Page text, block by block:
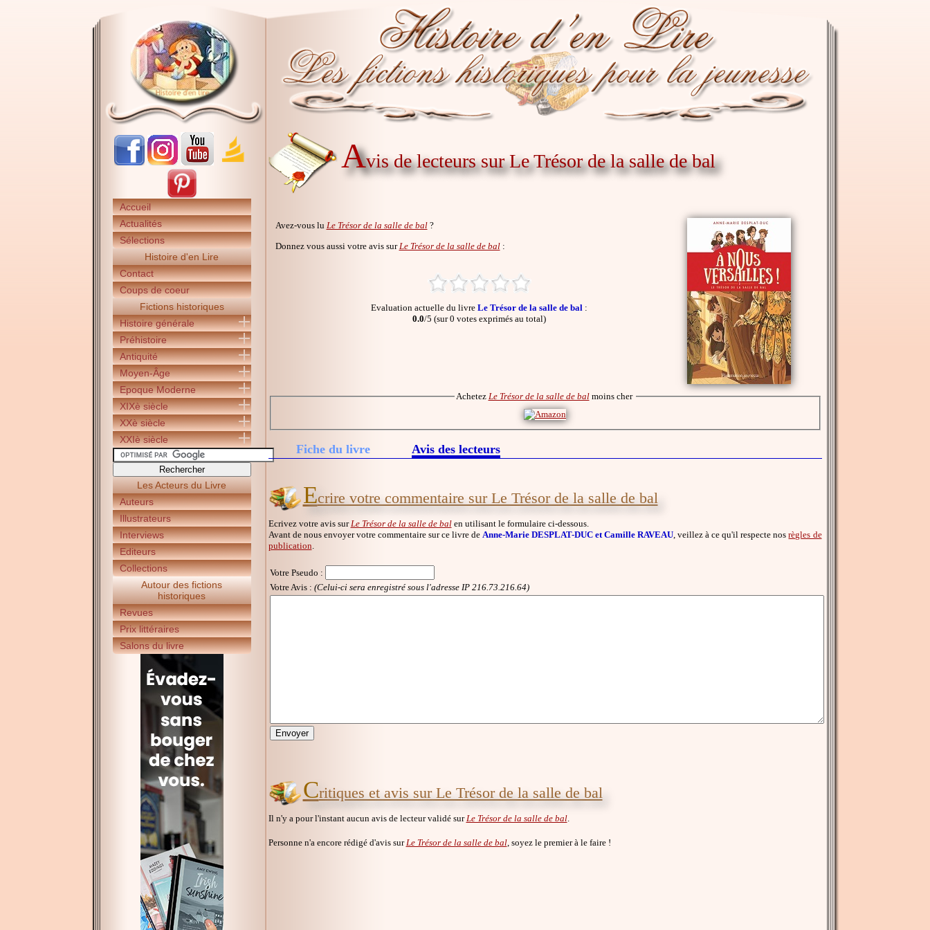
Accueil
Actualités
Sélections
Histoire d'en Lire
Contact
Coups de coeur
Fictions historiques
Histoire générale
Préhistoire
Antiquité
Moyen-Âge
Epoque Moderne
XIXè siècle
XXè siècle
XXIè siècle
Les Acteurs du Livre
Auteurs
Illustrateurs
Interviews
Editeurs
Collections
Autour des fictions
historiques
Revues
Prix littéraires
Salons du livre
Avis de lecteurs sur Le Trésor de la salle de bal
Avez-vous lu Le Trésor de la salle de bal?
Donnez vous aussi votre avis sur Le Trésor de la salle de bal:
Evaluation actuelle du livre Le Trésor de la salle de bal :
0.0/5 (sur 0 votes exprimés au total)
Achetez Le Trésor de la salle de balmoins cher
Fiche du livre Avis des lecteurs
Ecrire votre commentaire sur Le Trésor de la salle de bal
Ecrivez votre avis sur Le Trésor de la salle de balen utilisant le formulaire ci-dessous.
Avant de nous envoyer votre commentaire sur ce livre de Anne-Marie DESPLAT-DUC et Camille RAVEAU , veillez à ce qu'il respecte nosrègles de
publication
Votre Pseudo :
Votre Avis : (Celui-ci sera enregistré sous l'adresse IP 216.73.216.64)
Critiques et avis sur Le Trésor de la salle de bal
Il n'y a pour l'instant aucun avis de lecteur validé surLe Trésor de la salle de bal.
Personne n'a encore rédigé d'avis sur Le Trésor de la salle de bal, soyez le premier à le faire !